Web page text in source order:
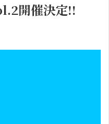
開催決定!!